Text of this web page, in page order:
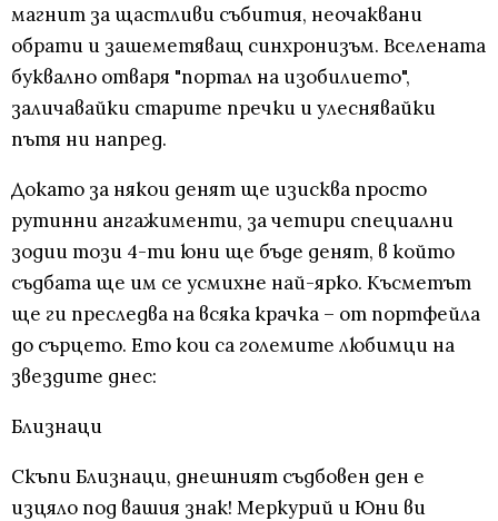
магнит за щастливи събития, неочаквани
обрати и зашеметяващ синхронизъм. Вселената
буквално отваря "портал на изобилието",
заличавайки старите пречки и улеснявайки
пътя ни напред.
Докато за някои денят ще изисква просто
рутинни ангажименти, за четири специални
зодии този 4-ти юни ще бъде денят, в който
съдбата ще им се усмихне най-ярко. Късметът
ще ги преследва на всяка крачка – от портфейла
до сърцето. Ето кои са големите любимци на
звездите днес:
Близнаци
Скъпи Близнаци, днешният съдбовен ден е
изцяло под вашия знак! Меркурий и Юни ви